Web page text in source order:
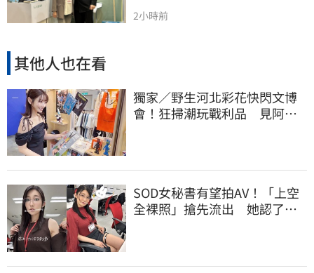
2小時前
其他人也在看
獨家／野生河北彩花快閃文博
會！狂掃潮玩戰利品 見阿信
SOD女秘書有望拍AV！「上空
全裸照」搶先流出 她認了：